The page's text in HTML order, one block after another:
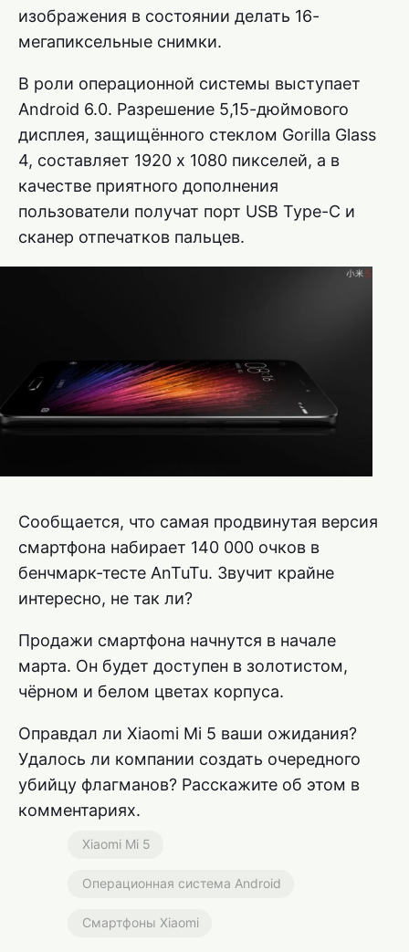
изображения в состоянии делать 16-
мегапиксельные снимки.
В роли операционной системы выступает
Android 6.0. Разрешение 5,15-дюймового
дисплея, защищённого стеклом Gorilla Glass
4, составляет 1920 х 1080 пикселей, а в
качестве приятного дополнения
пользователи получат порт USB Type-C и
сканер отпечатков пальцев.
Сообщается, что самая продвинутая версия
смартфона набирает 140 000 очков в
бенчмарк-тесте AnTuTu. Звучит крайне
интересно, не так ли?
Продажи смартфона начнутся в начале
марта. Он будет доступен в золотистом,
чёрном и белом цветах корпуса.
Оправдал ли Xiaomi Mi 5 ваши ожидания?
Удалось ли компании создать очередного
убийцу флагманов? Расскажите об этом в
комментариях.
Xiaomi Mi 5
Операционная система Android
Смартфоны Xiaomi